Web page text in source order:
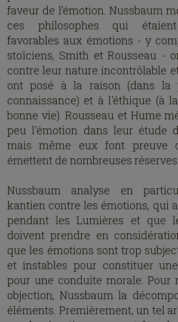
faveur de l’émotion. Nussbaum
ces philosophes qui étaient
favorables aux émotions - y
stoïciens, Smith et Rousseau -
contre leur nature incontrôlable
ont posé à la raison (dans la
connaissance) et à l'éthique (à
bonne vie). Rousseau et Hume
peu l'émotion dans leur étude
mais même eux font preuve
émettent de nombreuses réserves.
Nussbaum analyse en
kantien contre les émotions, qui
pendant les Lumières et que
doivent prendre en
que les émotions sont trop
et instables pour constituer
pour une conduite morale. Pour
objection, Nussbaum la
éléments. Premièrement, un tel